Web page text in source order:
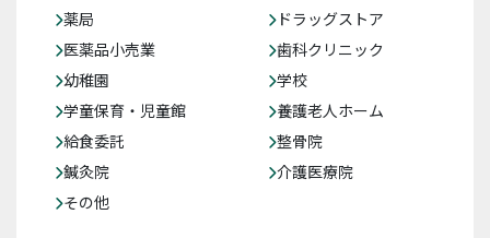
薬局
ドラッグストア
医薬品小売業
歯科クリニック
幼稚園
学校
学童保育・児童館
養護老人ホーム
給食委託
整骨院
鍼灸院
介護医療院
その他